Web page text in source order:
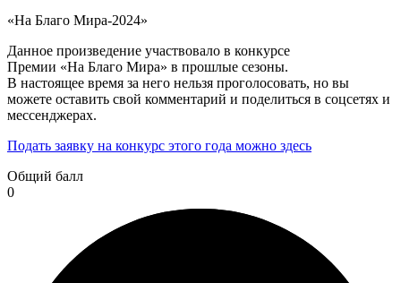
«На Благо Мира-2024»
Данное произведение участвовало в конкурсе
Премии «На Благо Мира» в прошлые сезоны.
В настоящее время за него нельзя проголосовать, но вы
можете оставить свой комментарий и поделиться в соцсетях и
мессенджерах.
Подать заявку на конкурс этого года можно здесь
Общий балл
0